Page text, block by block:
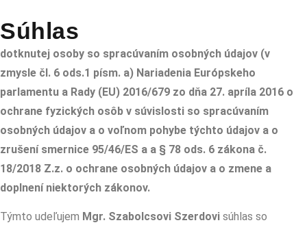
Súhlas
dotknutej osoby so spracúvaním osobných údajov (v
zmysle čl. 6 ods.1 písm. a) Nariadenia Európskeho
parlamentu a Rady (EU) 2016/679 zo dňa 27. apríla 2016 o
ochrane fyzických osôb v súvislosti so spracúvaním
osobných údajov a o voľnom pohybe týchto údajov a o
zrušení smernice 95/46/ES a a § 78 ods. 6 zákona č.
18/2018 Z.z. o ochrane osobných údajov a o zmene a
doplnení niektorých zákonov.
Týmto udeľujem Mgr. Szabolcsovi Szerdovi súhlas so